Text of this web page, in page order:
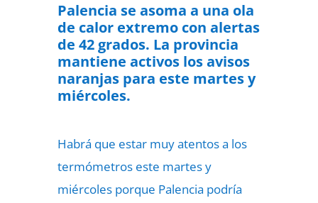
Palencia se asoma a una ola
de calor extremo con alertas
de 42 grados. La provincia
mantiene activos los avisos
naranjas para este martes y
miércoles.
Habrá que estar muy atentos a los
termómetros este martes y
miércoles porque Palencia podría